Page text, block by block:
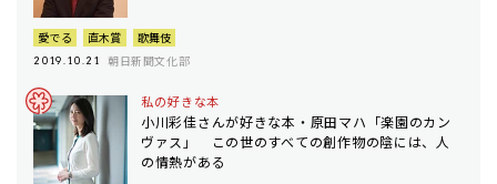
愛でる 直木賞 歌舞伎
2019.10.21 朝日新聞文化部
私の好きな本
小川彩佳さんが好きな本・原田マハ「楽園のカン
ヴァス」 この世のすべての創作物の陰には、人
の情熱がある